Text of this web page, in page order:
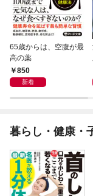
65歳からは、空腹が最
高の薬
850
新着
暮らし・健康・